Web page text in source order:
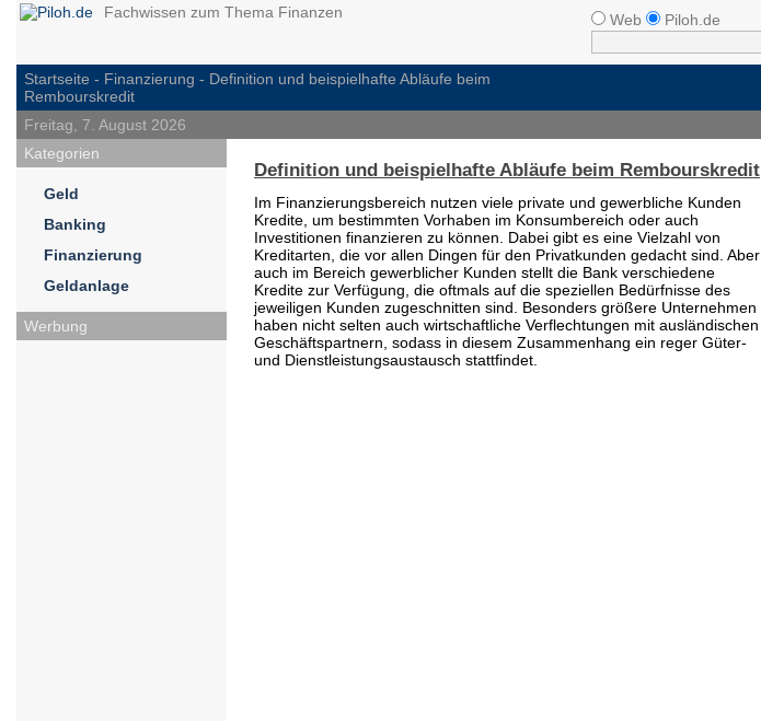
Fachwissen zum Thema Finanzen Web Piloh.de
Startseite - Finanzierung - Definition und beispielhafte Abläufe beim
Rembourskredit
Freitag, 7. August 2026
Kategorien
Geld
Banking
Finanzierung
Geldanlage
Werbung
Definition und beispielhafte Abläufe beim Rembourskredit
Im Finanzierungsbereich nutzen viele private und gewerbliche Kunden
Kredite, um bestimmten Vorhaben im Konsumbereich oder auch
Investitionen finanzieren zu können. Dabei gibt es eine Vielzahl von
Kreditarten, die vor allen Dingen für den Privatkunden gedacht sind. Aber
auch im Bereich gewerblicher Kunden stellt die Bank verschiedene
Kredite zur Verfügung, die oftmals auf die speziellen Bedürfnisse des
jeweiligen Kunden zugeschnitten sind. Besonders größere Unternehmen
haben nicht selten auch wirtschaftliche Verflechtungen mit ausländischen
Geschäftspartnern, sodass in diesem Zusammenhang ein reger Güter-
und Dienstleistungsaustausch stattfindet.